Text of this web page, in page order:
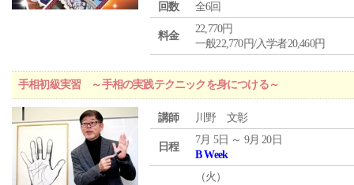
回数
全6回
料金
22,770円
一般22,770円/入学者20,460円
手相初級実習 ～手相の実践テクニックを身につける～
講師 川野 文彰
日程
7月 5日 ～ 9月 20日
B Week
（火 ）